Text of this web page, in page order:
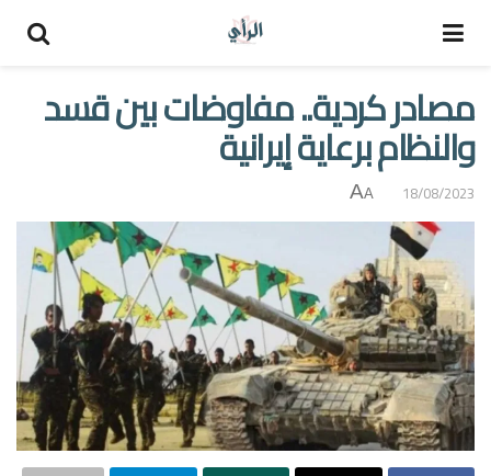
مصادر كردية.. مفاوضات بين قسد
والنظام برعاية إيرانية
18/08/2023
A
A